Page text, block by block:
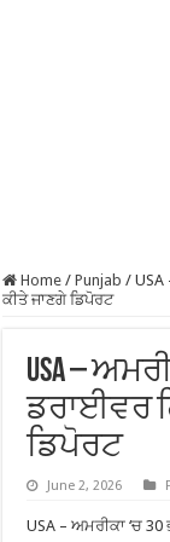
Home / Punjab /
ਕੀਤੇ ਜਾਣਗੇ ਡਿਪੋਰਟ
USA –
ਡਰਾਈਵਰ
ਡਿਪੋਰਟ
June 2, 2026
USA – ਅਮਰੀਕਾ ‘ਚ